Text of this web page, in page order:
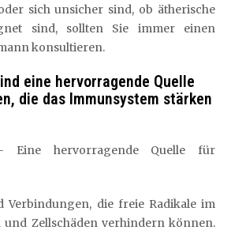
sich unsicher sind, ob ätherische
sind, sollten Sie immer einen
konsultieren.
eine hervorragende Quelle
die das Immunsystem stärken
Eine hervorragende Quelle für
Verbindungen, die freie Radikale im
und Zellschäden verhindern können.